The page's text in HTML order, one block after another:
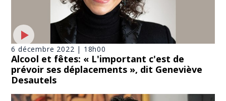
6 décembre 2022 | 18h00
Alcool et fêtes: « L'important c'est de
prévoir ses déplacements », dit Geneviève
Desautels